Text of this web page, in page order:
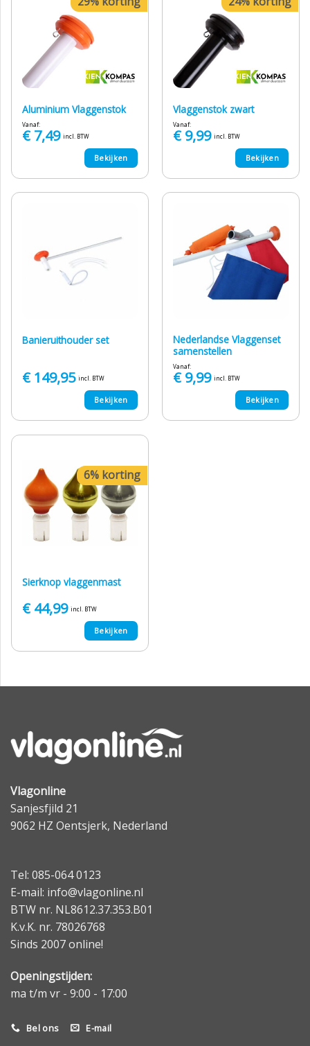
Aluminium Vlaggenstok
Vanaf:
€7,49 incl. BTW
Bekijken
Vlaggenstok zwart
Vanaf:
€9,99 incl. BTW
Bekijken
Banieruithouder set
€149,95 incl. BTW
Bekijken
Nederlandse Vlaggenset
samenstellen
Vanaf:
€9,99 incl. BTW
Bekijken
6% korting
Sierknop vlaggenmast
€44,99 incl. BTW
Bekijken
Vlagonline
Sanjesfjild 21
9062 HZ Oentsjerk, Nederland
Tel: 085-064 0123
E-mail: info@vlagonline.nl
BTW nr. NL8612.37.353.B01
K.v.K. nr. 78026768
Sinds 2007 online!
Openingstijden:
ma t/m vr - 9:00 - 17:00
Bel ons E-mail